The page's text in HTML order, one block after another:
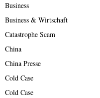
Business
Business & Wirtschaft
Catastrophe Scam
China
China Presse
Cold Case
Cold Case